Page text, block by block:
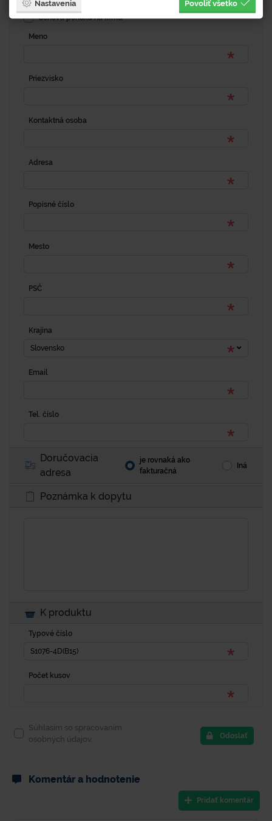
Cenová ponuka na firmu
Meno
Priezvisko
Kontaktná osoba
Adresa
Popisné číslo
Mesto
PSČ
Krajina
Slovensko
Email
Tel. číslo
Doručovacia
adresa
je rovnaká ako
fakturačná
Iná
Poznámka k dopytu
K produktu
Typové číslo
Počet kusov
Súhlasím so spracovaním
osobných údajov.
Odoslať
Komentár a hodnotenie
Pridať komentár
Nastavenia Povoliť všetko